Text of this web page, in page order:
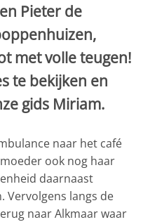
Pieter de
met volle teugen!
te bekijken en
gids Miriam.
naar het café
ook nog haar
daarnaast
Vervolgens langs de
naar Alkmaar waar